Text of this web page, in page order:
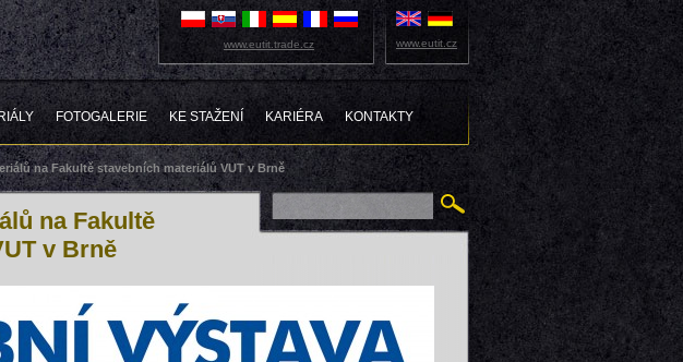
FOTOGALERIE KE STAŽENÍ KARIÉRA KONTAKTY
www.eutit.trade.cz www.eutit.cz
na Fakultě stavebních materiálů VUT v Brně
na Fakultě
v Brně